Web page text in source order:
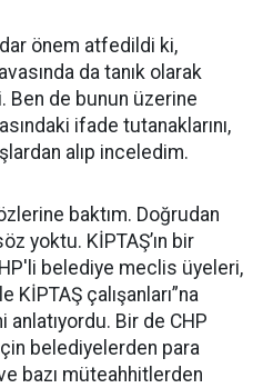
önem atfedildi ki,
da tanık olarak
Ben de bunun üzerine
ifade tutanaklarını,
alıp inceledim.
baktım. Doğrudan
yoktu. KİPTAŞ’ın bir
belediye meclis üyeleri,
KİPTAŞ çalışanları”na
Bir de CHP
için belediyelerden para
bazı müteahhitlerden